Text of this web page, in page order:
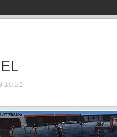
10:21